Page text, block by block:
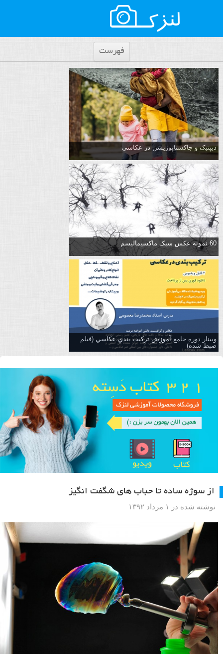
فهرست
دیپتیک و جاکستا‌پوزیشن در عکاسی
60 نمونه عکس سبک ماکسیمالیسم
وبینار دوره جامع آموزش تركيب بندي عكاسي (فیلم
ضبط شده)
از سوژه ساده تا حباب های شگفت انگیز
نوشته شده در ۱ مرداد ۱۳۹۲